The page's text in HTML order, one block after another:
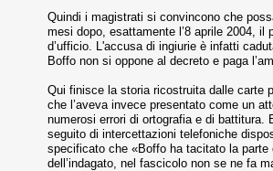
Quindi i magistrati si convincono che
mesi dopo, esattamente l’8 aprile 2004,
d’ufficio. L'accusa di in­giurie è infatti
Boffo non si oppo­ne al decreto e paga
Qui finisce la storia ricostruita dalle carte
che l’aveva invece presentato come un
numerosi errori di ortografia e di
seguito di intercetta­zioni telefoniche
specificato che «Boffo ha tacitato la
dell’indagato, nel fascicolo non se ne fa